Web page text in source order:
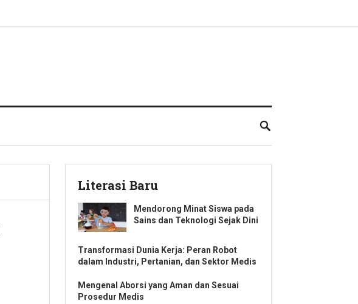
Literasi Baru
Mendorong Minat Siswa pada
Sains dan Teknologi Sejak Dini
Transformasi Dunia Kerja: Peran Robot
dalam Industri, Pertanian, dan Sektor Medis
Mengenal Aborsi yang Aman dan Sesuai
Prosedur Medis